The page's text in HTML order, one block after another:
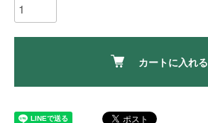
カートに入れる